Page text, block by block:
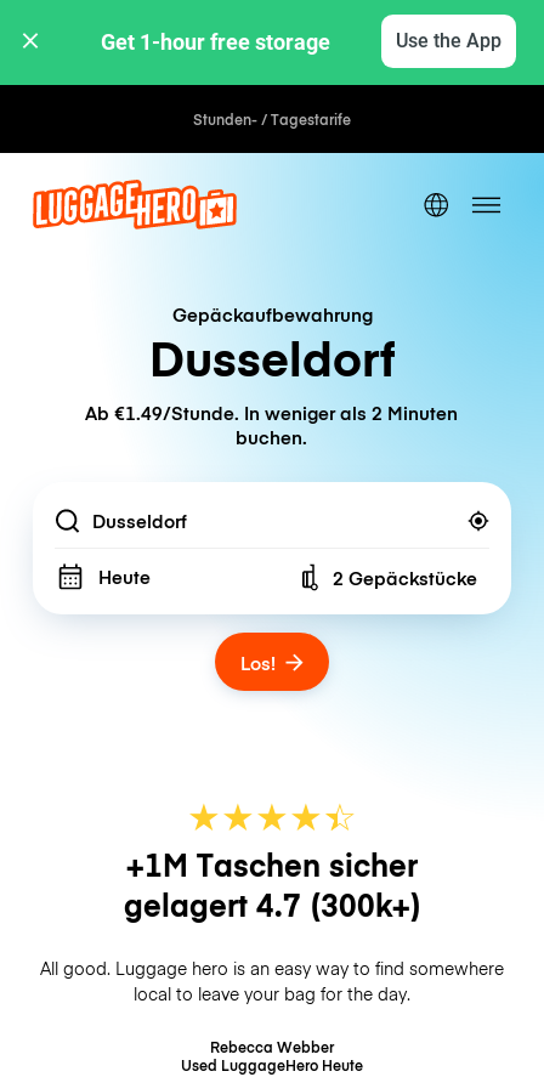
Get 1-hour free storage Use the App
Stunden- / Tagestarife
Gepäckaufbewahrung
Dusseldorf
Ab €1.49/Stunde. In weniger als 2 Minuten
buchen.
Location
Heute Number of bags
2 Gepäckstücke
Los!
★★★★☆
★
+1M Taschen sicher
gelagert 4.7 (300k+)
All good. Luggage hero is an easy way to find somewhere
local to leave your bag for the day.
Rebecca Webber
Used LuggageHero Heute